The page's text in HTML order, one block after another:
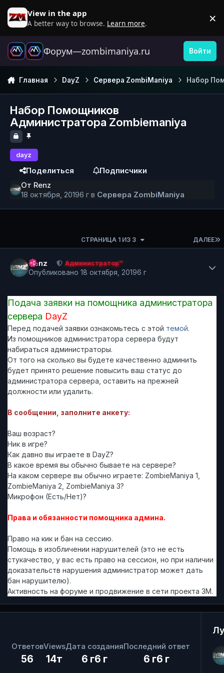
Перейти к содержанию
View in the app
A better way to browse. Learn more. ×
Форум—zombimaniya.ru Войти
Главная DayZ Сервера ZombiManiya Набор
Набор Помощников
Администратора Zombiemaniya
dayz
Поделиться
Подписчики
От Renz
18 октября, 20196 г в Сервера ZombiManiya
ДАЛЕЕ
СТРАНИЦА 1 ИЗ 3
Renz Администратор™
Опубликовано 18 октября, 20196 г
Подача заявки на помощника администратора
сервера DayZ
Перед подачей заявки ознакомьтесь с этой темой.
Из помощников администратора сервера будут
набираться администраторы.
От того на сколько вы будете качественно админить
будет принято решение повысить ваш статус до
администратора сервера, оставить на прежней
должности или удалить.
В сообщении, заполните анкету:
Ваш возраст?
Ник в игре?
Как давно вы играете в DayZ?
В какое время вы обычно бываете на сервере?
На каком сервере вы обычно играете: ZombieManiya 1,
ZombieManiya 2, ZombieManiya 3?
Микрофон (Есть/Нет)?
Права и обязанности помощника админа.
Право на кик и бан на сессию.
Помощь в изобличении нарушителей (это не есть
стукачество, у вас есть право на сессион, но при наличии
доказательств нарушения администратор может дать
бан нарушителю).
Активность на форуме и продвижение в сети проекта ЗМ.
Ответов
56
Views
14т
Дата создания
6 г6 г
Последний ответ
6 г6 г